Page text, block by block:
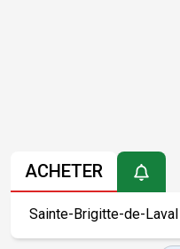
ACHETER